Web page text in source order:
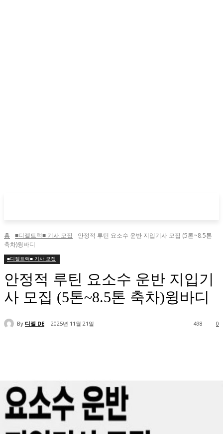
홈 ■디젤트럭■ 기사.모집
안정적 루틴 요소수 운반 지입기사 모집 (5톤~8.5톤
축차)윙바디
■디젤트럭■ 기사.모집
안정적 루틴 요소수 운반 지입기
사 모집 (5톤~8.5톤 축차)윙바디
By 디젤 DE 2025년 11월 21일 0
498